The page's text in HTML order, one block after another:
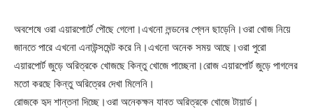
অবশেষে ওরা এয়ারপোর্টে পৌছে গেলো।এখনো লন্ডনের প্লেন ছাড়েনি।ওরা খোজ নিয়ে
জানতে পারে এখনো এনাউন্সমেন্ট করে নি।এখনো অনেক সময় আছে।ওরা পুরো
এয়ারপোর্ট জুড়ে অরিত্রকে খোজছে কিন্তু খোজে পাচ্ছেনা।রোজ এয়ারপোর্ট জুড়ে পাগলের
মতো করছে কিন্তু অরিত্রের দেখা মিলেনি।
রোজকে হৃদ শান্তনা দিচ্ছে।ওরা অনেকক্ষন যাবত অরিত্রকে খোজে টায়ার্ড।